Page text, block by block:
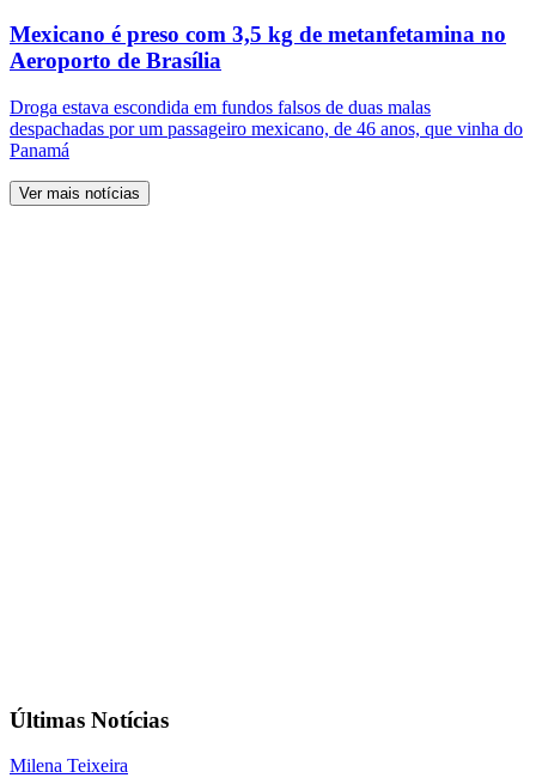
Mexicano é preso com 3,5 kg de metanfetamina no
Aeroporto de Brasília
Droga estava escondida em fundos falsos de duas malas
despachadas por um passageiro mexicano, de 46 anos, que vinha do
Panamá
Ver mais notícias
Últimas Notícias
Milena Teixeira